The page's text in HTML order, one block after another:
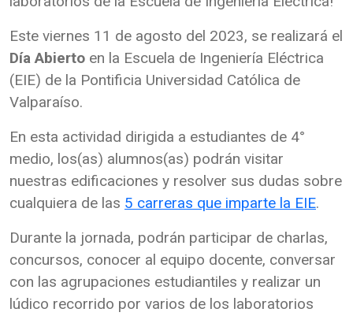
Este viernes 11 de agosto del 2023, se realizará el
Día Abierto en la Escuela de Ingeniería Eléctrica
(EIE) de la Pontificia Universidad Católica de
Valparaíso.
En esta actividad dirigida a estudiantes de 4°
medio, los(as) alumnos(as) podrán visitar
nuestras edificaciones y resolver sus dudas sobre
cualquiera de las 5 carreras que imparte la EIE.
Durante la jornada, podrán participar de charlas,
concursos, conocer al equipo docente, conversar
con las agrupaciones estudiantiles y realizar un
lúdico recorrido por varios de los laboratorios